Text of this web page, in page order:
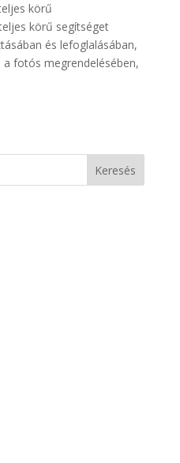
körű
körű segítséget
és lefoglalásában,
a fotós megrendelésében,